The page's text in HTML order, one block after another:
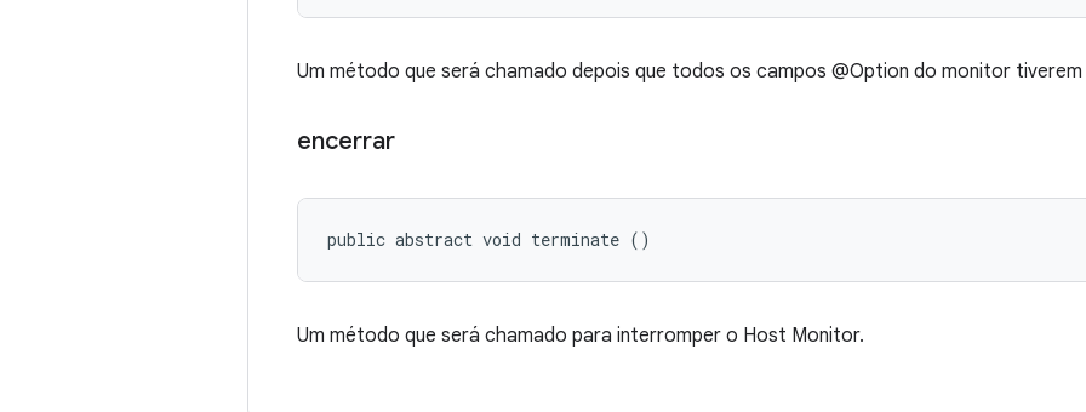
Um método que será chamado depois que todos os campos @Option do monitor tiverem
encerrar
public abstract void terminate ()
Um método que será chamado para interromper o Host Monitor.